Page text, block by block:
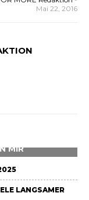
Mai 22, 2016
MIR
LANGSAMER L